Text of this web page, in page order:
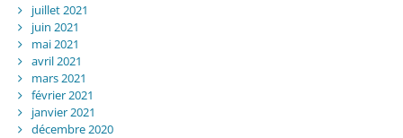
juillet 2021
juin 2021
mai 2021
avril 2021
mars 2021
février 2021
janvier 2021
décembre 2020